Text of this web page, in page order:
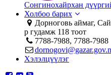
Сонгинохайрхан
Холбоо барих
Дорноговь аймаг,
р гудамж 118 тоот
7788-7988, 7788-7988
Хэлэлцүүлэг